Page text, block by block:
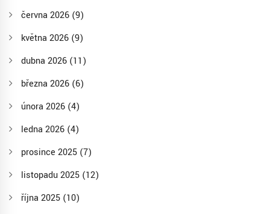
června 2026 (9)
května 2026 (9)
dubna 2026 (11)
března 2026 (6)
února 2026 (4)
ledna 2026 (4)
prosince 2025 (7)
listopadu 2025 (12)
října 2025 (10)